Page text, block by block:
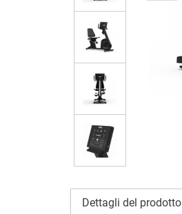
Dettagli del prodotto